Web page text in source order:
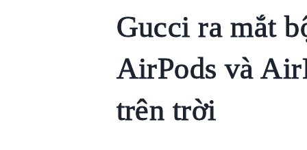
Gucci ra mắt
AirPods và
trên trời